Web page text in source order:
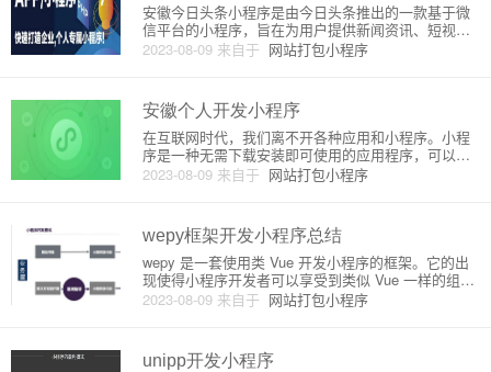
2023-08-09 来自于 网站打包小程序
安徽今日头条小程序是由今日头条推出的一款基于微
信平台的小程序，旨在为用户提供新闻资讯、短视
频、图片分享等多种服务。小程序开发客服电话是今
日头条为了方便用户查询和咨询相关问题而设置的一
今日头条小程序开发客服电话的
安徽个人开发小程序
2023-08-09 来自于 网站打包小程序
在互联网时代，我们离不开各种应用和小程序。小程
序是一种无需下载安装即可使用的应用程序，可以在
平台内被使用，用户使用完即可关闭。近年来，小程
序快速发展，为大众带来了更多便捷服务。本文将介
首先，我们需要准备好开发环
wepy框架开发小程序总结
2023-08-09 来自于 网站打包小程序
wepy 是一套使用类 Vue 开发小程序的框架。它的出
现使得小程序开发者可以享受到类似 Vue 一样的组件
化方式、computed、watch 等特性，大幅提高了小程
序开发效率和代码可维护性。wepy 的设计思想是 "开
unipp开发小程序